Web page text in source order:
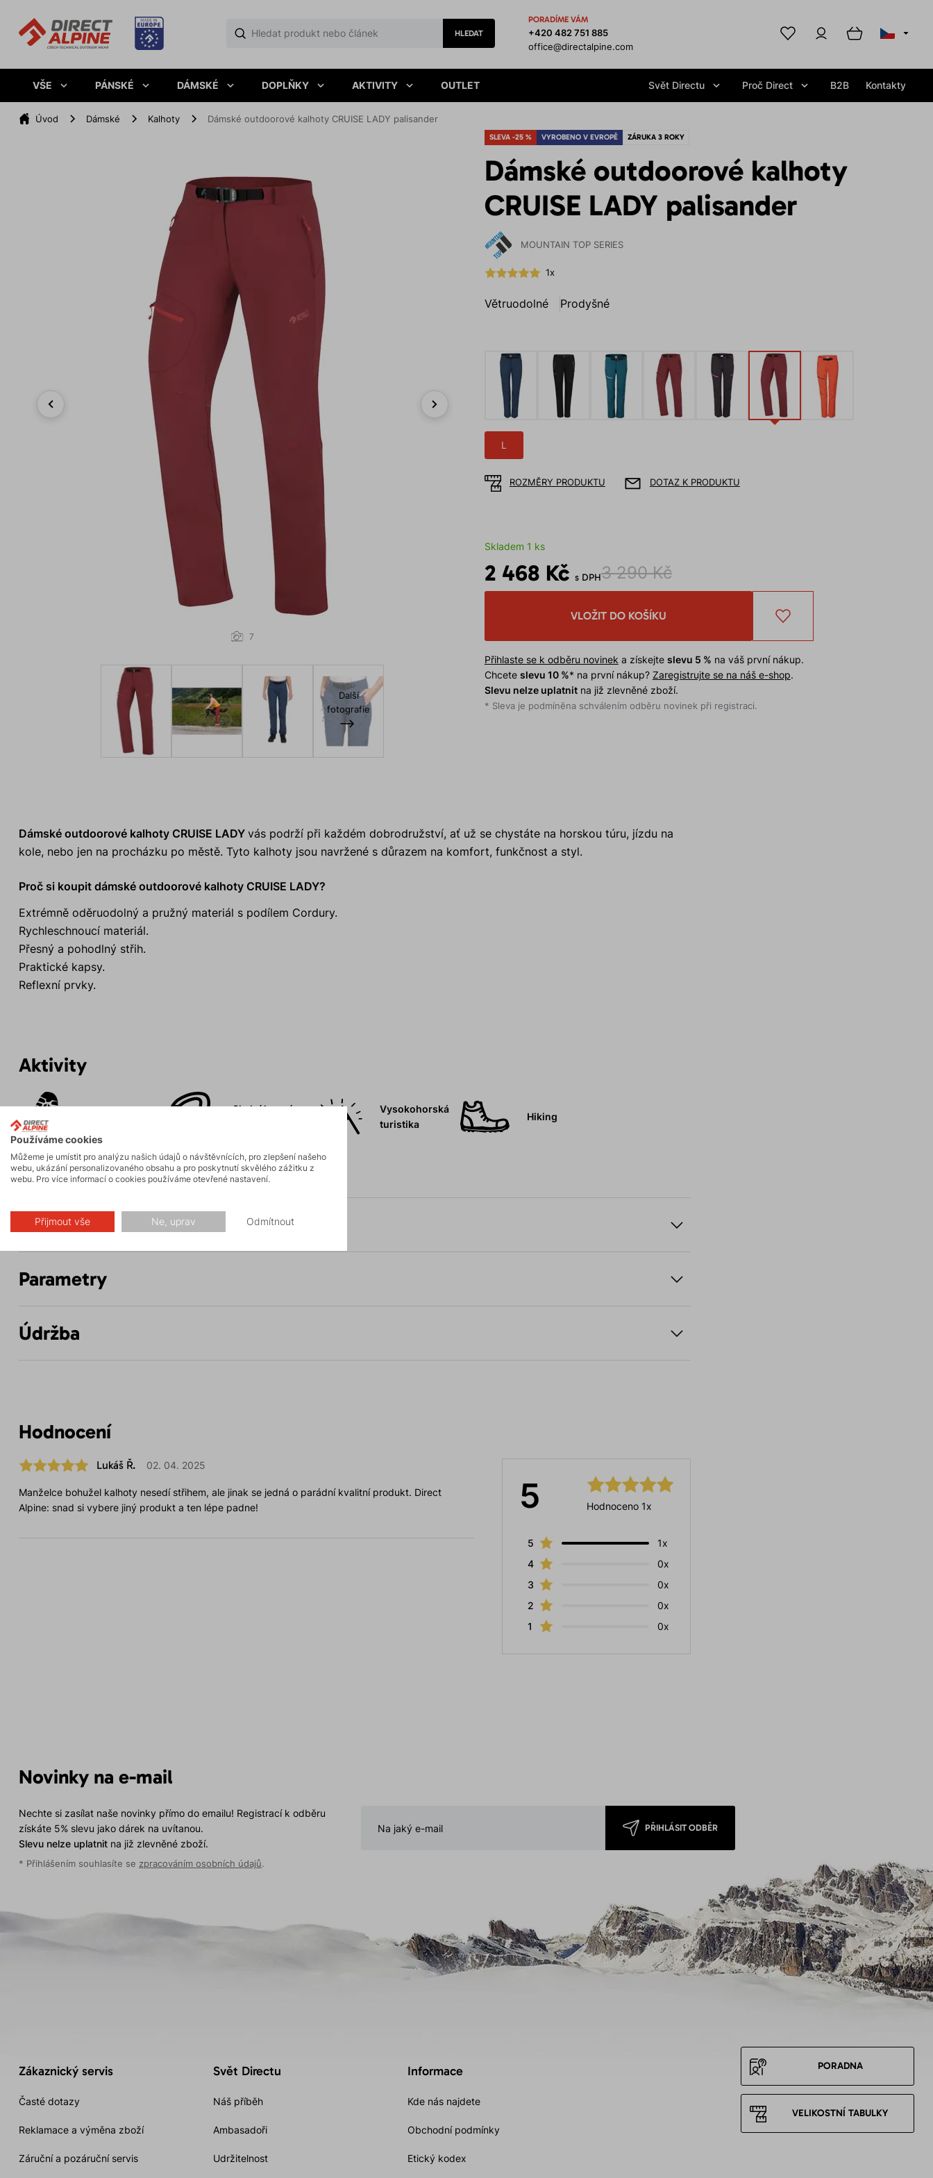
HLEDAT
PORADÍME VÁM
+420 482 751 885
office@directalpine.com
VŠE PÁNSKÉ DÁMSKÉ DOPLŇKY AKTIVITY OUTLET Svět Directu Proč Direct B2B Kontakty
Úvod Dámské Kalhoty Dámské outdoorové kalhoty CRUISE LADY palisander
SLEVA -25 % VYROBENO V EVROPĚ ZÁRUKA 3 ROKY
Dámské outdoorové kalhoty
CRUISE LADY palisander
MOUNTAIN TOP SERIES
1x
Větruodolné Prodyšné
7
Další
fotografie
L
ROZMĚRY PRODUKTU DOTAZ K PRODUKTU
Skladem 1 ks
2 468 Kč s DPH3 290 Kč
VLOŽIT DO KOŠÍKU
Přihlaste se k odběru novinek a získejte slevu 5 % na váš první nákup.
Chcete slevu 10 %* na první nákup? Zaregistrujte se na náš e-shop.
Slevu nelze uplatnitna již zlevněné zboží.
* Sleva je podmíněna schválením odběru novinek při registraci.
Dámské outdoorové kalhoty CRUISE LADY vás podrží při každém dobrodružství, ať už se chystáte na horskou túru, jízdu na
kole, nebo jen na procházku po městě. Tyto kalhoty jsou navržené s důrazem na komfort, funkčnost a styl.
Proč si koupit dámské outdoorové kalhoty CRUISE LADY?
Extrémně oděruodolný a pružný materiál s podílem Cordury.
Rychleschnoucí materiál.
Přesný a pohodlný střih.
Praktické kapsy.
Reflexní prvky.
Aktivity
Skalní lezení a
Vysokohorská
turistika
Hiking
Popis
Parametry
Údržba
Hodnocení
5 Hodnoceno 1x
5
1x
4
0x
3
0x
2
0x
1
0x
Lukáš Ř. 02. 04. 2025
Manželce bohužel kalhoty nesedí střihem, ale jinak se jedná o parádní kvalitní produkt. Direct
Alpine: snad si vybere jiný produkt a ten lépe padne!
Novinky na e-mail
Nechte si zasílat naše novinky přímo do emailu! Registrací k odběru
získáte 5% slevu jako dárek na uvítanou.
Slevu nelze uplatnitna již zlevněné zboží.
* Přihlášením souhlasíte se zpracováním osobních údajů.
PŘIHLÁSIT ODBĚR
Zákaznický servis
Časté dotazy
Reklamace a výměna zboží
Záruční a pozáruční servis
Svět Directu
Náš příběh
Ambasadoři
Udržitelnost
Informace
Kde nás najdete
Obchodní podmínky
Etický kodex
PORADNA
VELIKOSTNÍ TABULKY
Používáme cookies
Můžeme je umístit pro analýzu našich údajů o návštěvnících, pro zlepšení našeho
webu, ukázání personalizovaného obsahu a pro poskytnutí skvělého zážitku z
webu. Pro více informací o cookies používáme otevřené nastavení.
Přijmout vše Ne, uprav Odmítnout